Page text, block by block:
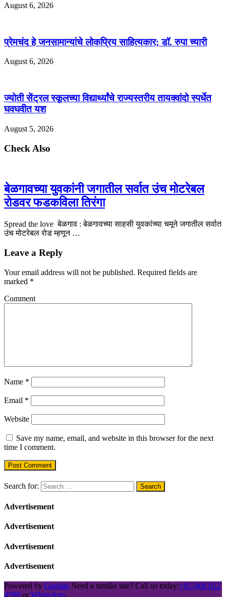
August 6, 2026
प्रेमचंद हे जनसामान्यांचे लोकप्रिय साहित्यकार; डॉ. रुपा च्यारी
August 6, 2026
ज्योती सेंट्रल स्कूलच्या विद्यार्थ्यांचे राज्यस्तरीय तायक्वांदो स्पर्धेत
घवघवीत यश
August 5, 2026
Check Also
बेळगावच्या युवकांनी जगातील सर्वात उंच मोटरेबल
रोडवर फडकविला तिरंगा
Spread the love बेळगाव : बेळगावच्या साहसी युवकांच्या चमूने जगातील सर्वात
उंच मोटरेबल रोड म्हणून …
Leave a Reply
Your email address will not be published. Required fields are
marked *
Comment
Name *
Email *
Website
Save my name, email, and website in this browser for the next
time I comment.
Search for:
Advertisement
Advertisement
Advertisement
Advertisement
Powered by Geelani Need a similar site? Call us today:+91-968 612
4590 or WhatsApp